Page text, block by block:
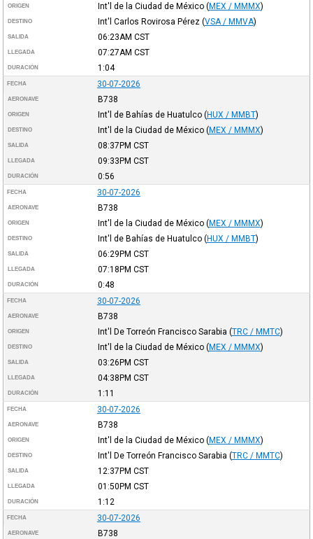
ORIGEN Int'l de la Ciudad de México (MEX / MMMX)
DESTINO Int'l Carlos Rovirosa Pérez (VSA / MMVA)
SALIDA 06:23AM CST
LLEGADA 07:27AM CST
DURACIÓN 1:04
FECHA 30-07-2026
AERONAVE B738
ORIGEN Int'l de Bahías de Huatulco (HUX / MMBT)
DESTINO Int'l de la Ciudad de México (MEX / MMMX)
SALIDA 08:37PM CST
LLEGADA 09:33PM CST
DURACIÓN 0:56
FECHA 30-07-2026
AERONAVE B738
ORIGEN Int'l de la Ciudad de México (MEX / MMMX)
DESTINO Int'l de Bahías de Huatulco (HUX / MMBT)
SALIDA 06:29PM CST
LLEGADA 07:18PM CST
DURACIÓN 0:48
FECHA 30-07-2026
AERONAVE B738
ORIGEN Int'l De Torreón Francisco Sarabia (TRC / MMTC)
DESTINO Int'l de la Ciudad de México (MEX / MMMX)
SALIDA 03:26PM CST
LLEGADA 04:38PM CST
DURACIÓN 1:11
FECHA 30-07-2026
AERONAVE B738
ORIGEN Int'l de la Ciudad de México (MEX / MMMX)
DESTINO Int'l De Torreón Francisco Sarabia (TRC / MMTC)
SALIDA 12:37PM CST
LLEGADA 01:50PM CST
DURACIÓN 1:12
FECHA 30-07-2026
AERONAVE B738